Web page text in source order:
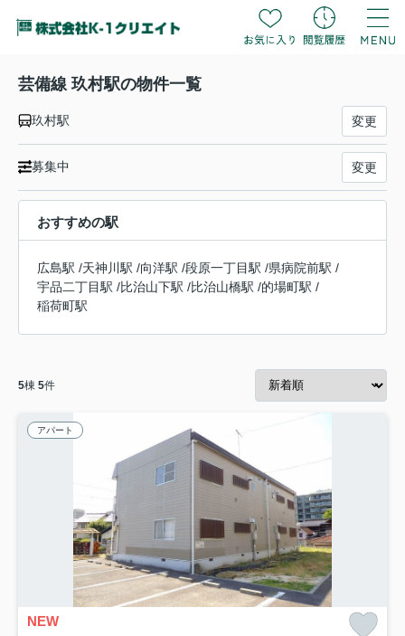
芸備線 玖村駅の物件一覧
玖村駅 変更
募集中 変更
おすすめの駅
広島駅 /天神川駅 /向洋駅 /段原一丁目駅 /県病院前駅 /
宇品二丁目駅 /比治山下駅 /比治山橋駅 /的場町駅 /
稲荷町駅
5棟 5件
アパート
NEW